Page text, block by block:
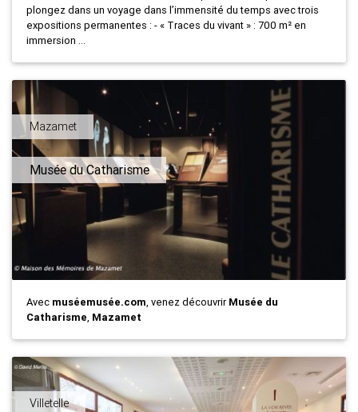
plongez dans un voyage dans l’immensité du temps avec trois
expositions permanentes : - « Traces du vivant » : 700 m² en
immersion ...
Mazamet
Musée du Catharisme
Avec muséemusée.com, venez découvrirMusée du
Catharisme, Mazamet
Villetelle